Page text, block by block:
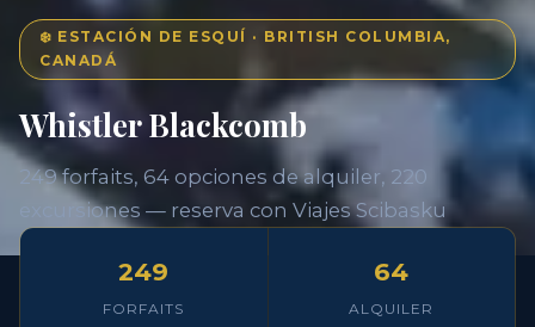
❄️ ESTACIÓN DE ESQUÍ · BRITISH COLUMBIA,
CANADÁ
Whistler Blackcomb
249 forfaits, 64 opciones de alquiler, 220
excursiones — reserva con Viajes Scibasku
249
FORFAITS
64
ALQUILER